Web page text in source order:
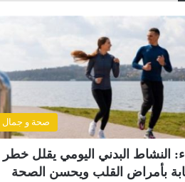
صحة و جمال
النشاط البدني اليومي يقلل خطر
بأمراض القلب ويحسن الصحة